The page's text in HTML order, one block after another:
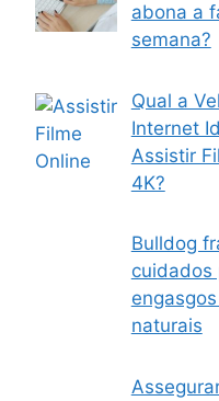
abona a
semana?
Qual a
Internet
Assistir
4K?
Bulldog
cuidados
naturais